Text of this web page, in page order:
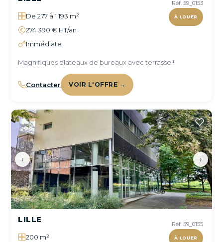
Réf. 59_0153
À LOUER
De 277 à 1 193 m²
274 390 € HT/an
Immédiate
Magnifiques plateaux de bureaux avec terrasse !
Contacter VOIR L'OFFRE →
‹ ›
Réf. 59_0155
À LOUER
LILLE
200 m²